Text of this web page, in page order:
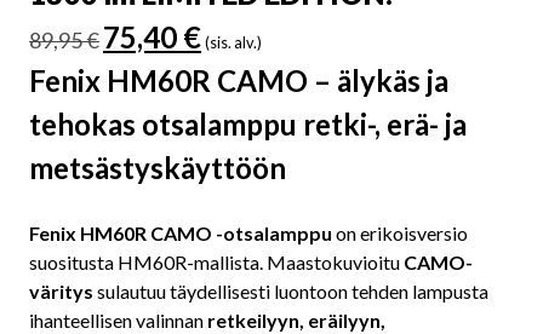
89,95€ Alkuperäinen
hinta
oli:
89,95 €.
75,40 €Nykyinen
hinta
on:
75,40 €.
(sis. alv.)
Fenix HM60R CAMO – älykäs ja
tehokas otsalamppu retki-, erä- ja
metsästyskäyttöön
Fenix HM60R CAMO -otsalamppu on erikoisversio
suositusta HM60R-mallista. Maastokuvioitu CAMO-
väritys sulautuu täydellisesti luontoon tehden lampusta
ihanteellisen valinnan retkeilyyn, eräilyyn,